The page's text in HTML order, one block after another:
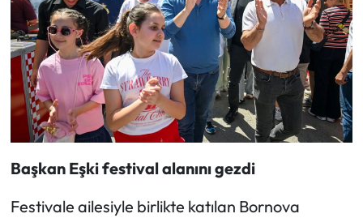
Başkan Eşki festival alanını gezdi
Festivale ailesiyle birlikte katılan Bornova